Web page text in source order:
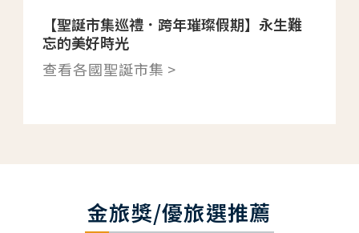
【聖誕市集巡禮．跨年璀璨假期】永生難
忘的美好時光
查看各國聖誕市集 >
金旅獎/優旅選推薦